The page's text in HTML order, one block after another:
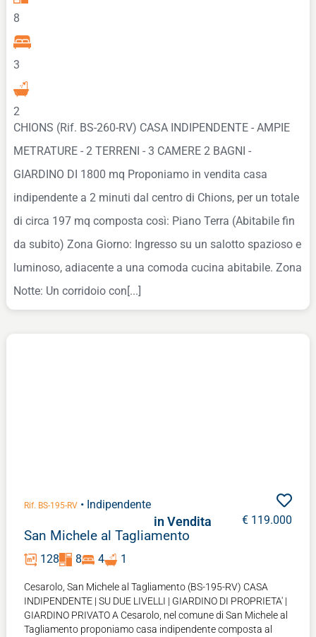
8
3
2
CHIONS (Rif. BS-260-RV) CASA INDIPENDENTE - AMPIE
METRATURE - 2 TERRENI - 3 CAMERE 2 BAGNI -
GIARDINO DI 1800 mq Proponiamo in vendita casa
indipendente a 2 minuti dal centro di Chions, per un totale
di circa 197 mq composta così: Piano Terra (Abitabile fin
da subito) Zona Giorno: Ingresso su un salotto spazioso e
luminoso, adiacente a una comoda cucina abitabile. Zona
Notte: Un corridoio con[...]
Rif. BS-195-RV • Indipendente
in Vendita
San Michele al Tagliamento
128 8 4 1
€ 119.000
Cesarolo, San Michele al Tagliamento (BS-195-RV) CASA
INDIPENDENTE | SU DUE LIVELLI | GIARDINO DI PROPRIETA' |
GIARDINO PRIVATO A Cesarolo, nel comune di San Michele al
Tagliamento proponiamo casa indipendente composta al